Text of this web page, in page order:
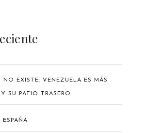
NO EXISTE: VENEZUELA ES MÁS
SU PATIO TRASERO